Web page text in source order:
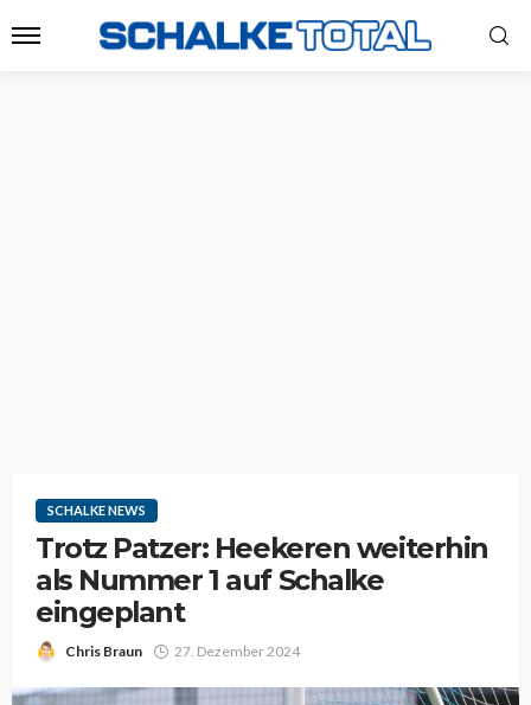
SCHALKE NEWS
Trotz Patzer: Heekeren weiterhin
als Nummer 1 auf Schalke
eingeplant
Chris Braun 27. Dezember 2024